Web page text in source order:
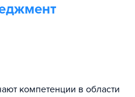
компетенции в области